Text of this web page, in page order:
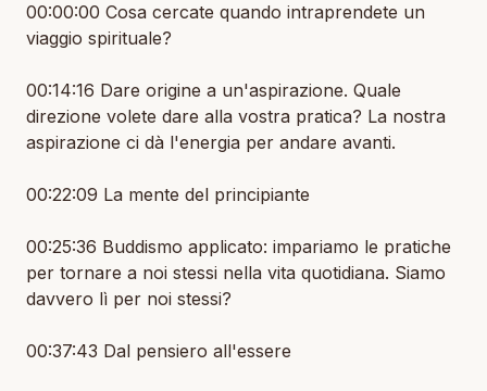
00:00:00 Cosa cercate quando intraprendete un
viaggio spirituale?
00:14:16 Dare origine a un'aspirazione. Quale
direzione volete dare alla vostra pratica? La nostra
aspirazione ci dà l'energia per andare avanti.
00:22:09 La mente del principiante
00:25:36 Buddismo applicato: impariamo le pratiche
per tornare a noi stessi nella vita quotidiana. Siamo
davvero lì per noi stessi?
00:37:43 Dal pensiero all'essere